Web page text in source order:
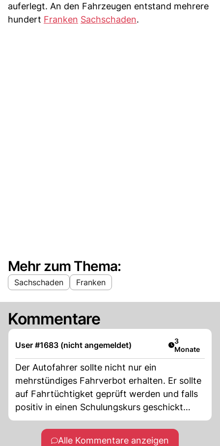
auferlegt. An den Fahrzeugen entstand mehrere
hundert Franken Sachschaden.
Mehr zum Thema:
Sachschaden Franken
Kommentare
User #1683 (nicht angemeldet) Artikel
3
Monate
Der Autofahrer sollte nicht nur ein
mehrstündiges Fahrverbot erhalten. Er sollte
auf Fahrtüchtigket geprüft werden und falls
positiv in einen Schulungskurs geschickt
werden damit er auffrischt wie man Auto
fahren soll.
Alle Kommentare anzeigen